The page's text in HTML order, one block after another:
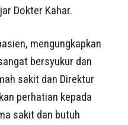
Dokter Kahar.
mengungkapkan
bersyukur dan
sakit dan Direktur
perhatian kepada
sakit dan butuh